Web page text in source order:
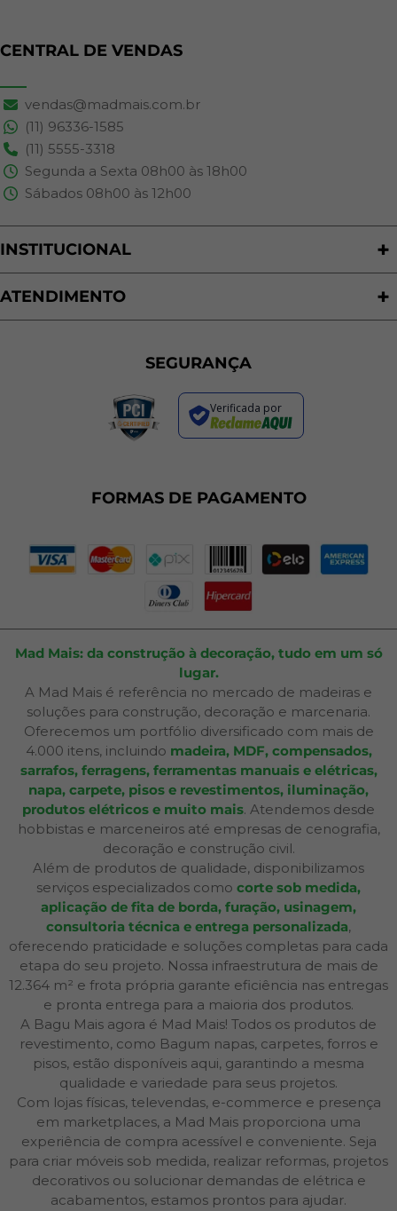
CENTRAL DE VENDAS
vendas@madmais.com.br
(11) 96336-1585
(11) 5555-3318
Segunda a Sexta 08h00 às 18h00
Sábados 08h00 às 12h00
INSTITUCIONAL
Quem Somos
Nossas Lojas
ATENDIMENTO
Política de Privacidade
Trocas e Devoluções
Regras de Promoções
Termos de Uso
Plano de Corte
SEGURANÇA
Verificada por
FORMAS DE PAGAMENTO
Mad Mais: da construção à decoração, tudo em um só
lugar.
A Mad Mais é referência no mercado de madeiras e
soluções para construção, decoração e marcenaria.
Oferecemos um portfólio diversificado com mais de
4.000 itens, incluindo madeira, MDF, compensados,
sarrafos, ferragens, ferramentas manuais e elétricas,
napa, carpete, pisos e revestimentos, iluminação,
produtos elétricos e muito mais. Atendemos desde
hobbistas e marceneiros até empresas de cenografia,
decoração e construção civil.
Além de produtos de qualidade, disponibilizamos
serviços especializados como corte sob medida,
aplicação de fita de borda, furação, usinagem,
consultoria técnica e entrega personalizada,
oferecendo praticidade e soluções completas para cada
etapa do seu projeto. Nossa infraestrutura de mais de
12.364 m² e frota própria garante eficiência nas entregas
e pronta entrega para a maioria dos produtos.
A Bagu Mais agora é Mad Mais! Todos os produtos de
revestimento, como Bagum napas, carpetes, forros e
pisos, estão disponíveis aqui, garantindo a mesma
qualidade e variedade para seus projetos.
Com lojas físicas, televendas, e-commerce e presença
em marketplaces, a Mad Mais proporciona uma
experiência de compra acessível e conveniente. Seja
para criar móveis sob medida, realizar reformas, projetos
decorativos ou solucionar demandas de elétrica e
acabamentos, estamos prontos para ajudar.